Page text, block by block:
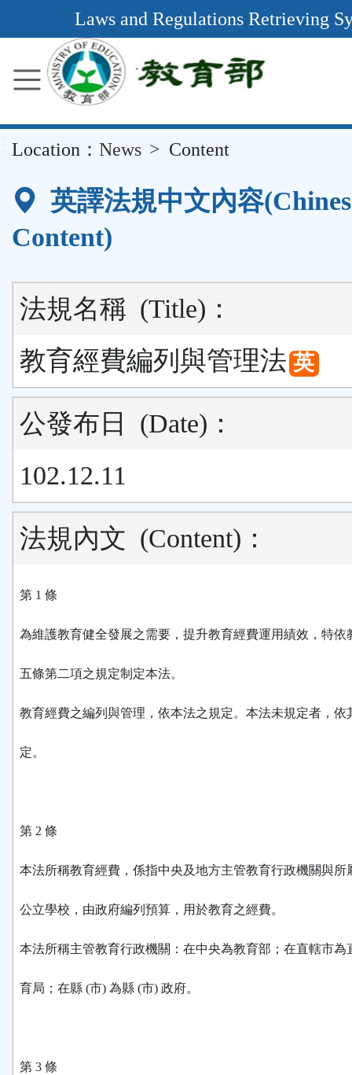
Content
Laws and Regulations Retrieving
Location： News Content
英譯法規中文內容
Content)
法規名稱 (Title) ：
教育經費編列與管理法 英
公發布日 (Date) ：
102.12.11
法規內文 (Content) ：
第 1 條
為維護教育健全發展之需要，提升教育經費運用績效，特依
五條第二項之規定制定本法。
教育經費之編列與管理，依本法之規定。本法未規定者，依
定。
第 2 條
本法所稱教育經費，係指中央及地方主管教育行政機關與所
公立學校，由政府編列預算，用於教育之經費。
本法所稱主管教育行政機關：在中央為教育部；在直轄市為
育局；在縣 (市) 為縣 (市) 政府。
第 3 條